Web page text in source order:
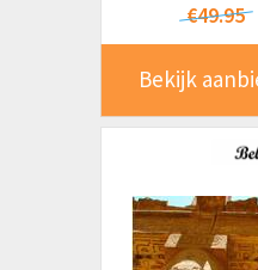
€49.95
Bekijk